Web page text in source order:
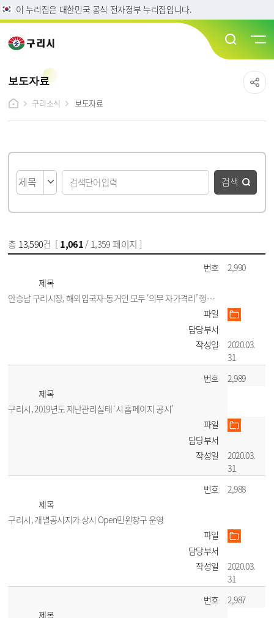
이 누리집은 대한민국 공식 전자정부 누리집입니다.
보도자료
구리소식
보도자료
검색
총 13,590건 [ 1,061/ 1,359 페이지 ]
번호
2,990
제목
안승남 구리시장, 해외입국자·동거인 모두 ‘의무 자가격리’ 행정명령
파일
담당부서
작성일
2020.03.
31
번호
2,989
제목
구리시, 2019년도 재난관리실태 ‘시 홈페이지 공시’
파일
담당부서
작성일
2020.03.
31
번호
2,988
제목
구리시, 개별공시지가 상시 Open민원창구 운영
파일
담당부서
작성일
2020.03.
31
번호
2,987
제목